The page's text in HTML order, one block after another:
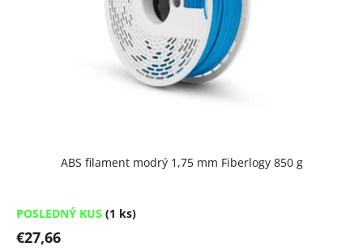
ABS filament modrý 1,75 mm Fiberlogy 850 g
POSLEDNÝ KUS (1 ks)
€27,66